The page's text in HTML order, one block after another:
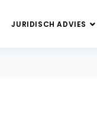
JURIDISCH ADVIES